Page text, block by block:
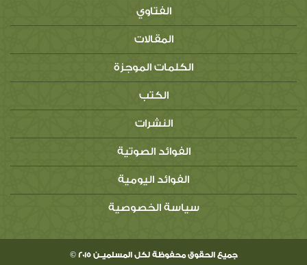
الفتاوي
المقالات
الكلمات الموجزة
الكتب
النشرات
الفوائد الصوتية
الفوائد اليومية
سياسة الخصوصية
جميع الحقوق محفوظة لكل المسلميــن 2015 ©